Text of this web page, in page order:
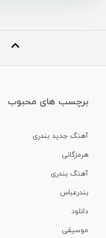
برچسب های محبوب
آهنگ جدید بندری
هرمزگانی
آهنگ بندری
بندرعباس
دانلود
موسیقی